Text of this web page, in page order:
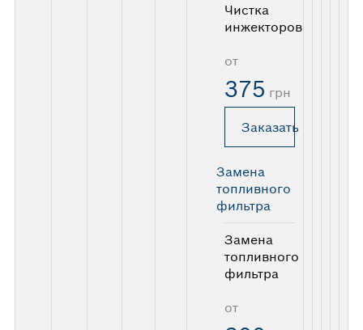
Чистка
инжекторов
от
375 грн
Заказать
Замена
топливного
фильтра
Замена
топливного
фильтра
от